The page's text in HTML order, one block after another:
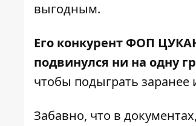
выгодным.
Его конкурент ФОП
подвинулся ни на одну
чтобы подыграть
Забавно, что в